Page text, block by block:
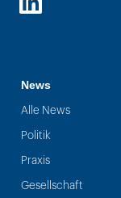
LinkedIn
News
Alle News
Politik
Praxis
Gesellschaft